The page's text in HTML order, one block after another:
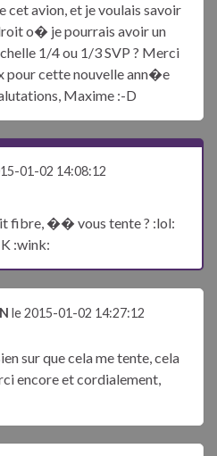
avion, et je voulais savoir
o� je pourrais avoir un
1/4 ou 1/3 SVP ? Merci
pour cette nouvelle ann�e
Maxime :-D
01-02 14:08:12
fibre, �� vous tente ? :lol:
:wink:
le 2015-01-02 14:27:12
sur que cela me tente, cela
encore et cordialement,